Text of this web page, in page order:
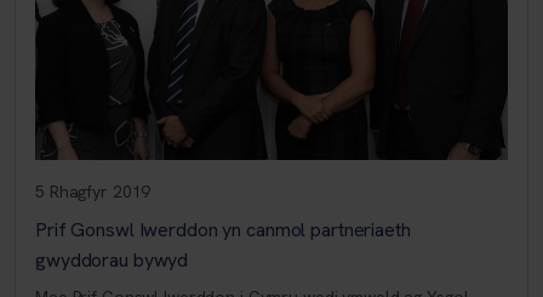
5 Rhagfyr 2019
Prif Gonswl Iwerddon yn canmol partneriaeth
gwyddorau bywyd